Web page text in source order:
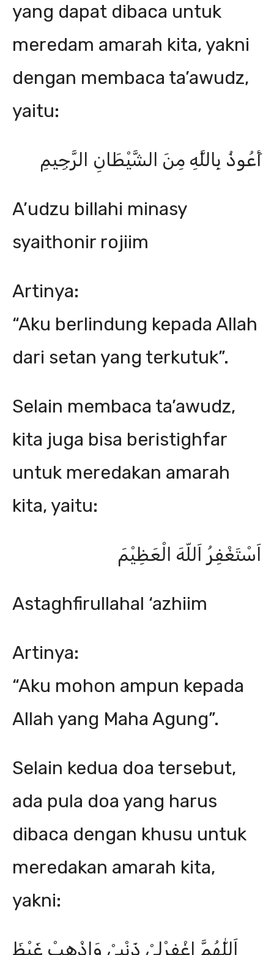
yang dapat dibaca untuk
meredam amarah kita, yakni
dengan membaca ta’awudz,
yaitu:
أَعُوذُ بِاللَّهِ مِنَ الشَّيْطَانِ الرَّجِيمِ
A’udzu billahi minasy
syaithonir rojiim
Artinya:
“Aku berlindung kepada Allah
dari setan yang terkutuk”.
Selain membaca ta’awudz,
kita juga bisa beristighfar
untuk meredakan amarah
kita, yaitu:
اَسْتَغْفِرُ اَللّهَ الْعَظِیْمَ
Astaghfirullahal ‘azhiim
Artinya:
“Aku mohon ampun kepada
Allah yang Maha Agung”.
Selain kedua doa tersebut,
ada pula doa yang harus
dibaca dengan khusu untuk
meredakan amarah kita,
yakni:
اَللّٰهُمَّ اغْفِرْلِىْ ذَنْبِىْ وَاذْهِبْ غَيْظَ